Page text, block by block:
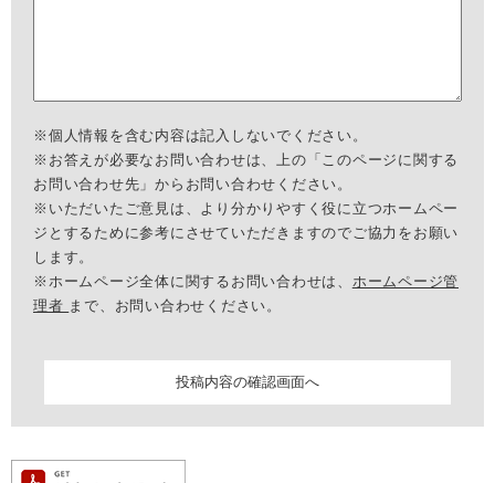
※個人情報を含む内容は記入しないでください。
※お答えが必要なお問い合わせは、上の「このページに関する
お問い合わせ先」からお問い合わせください。
※いただいたご意見は、より分かりやすく役に立つホームペー
ジとするために参考にさせていただきますのでご協力をお願い
します。
※ホームページ全体に関するお問い合わせは、 ホームページ管
理者 まで、お問い合わせください。